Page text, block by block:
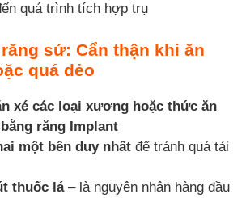
quá trình tích hợp trụ
sứ: Cẩn thận khi ăn
quá dẻo
xé các loại xương hoặc thức ăn
răng Implant
một bên duy nhất để tránh quá tải
thuốc lá– là nguyên nhân hàng đầu